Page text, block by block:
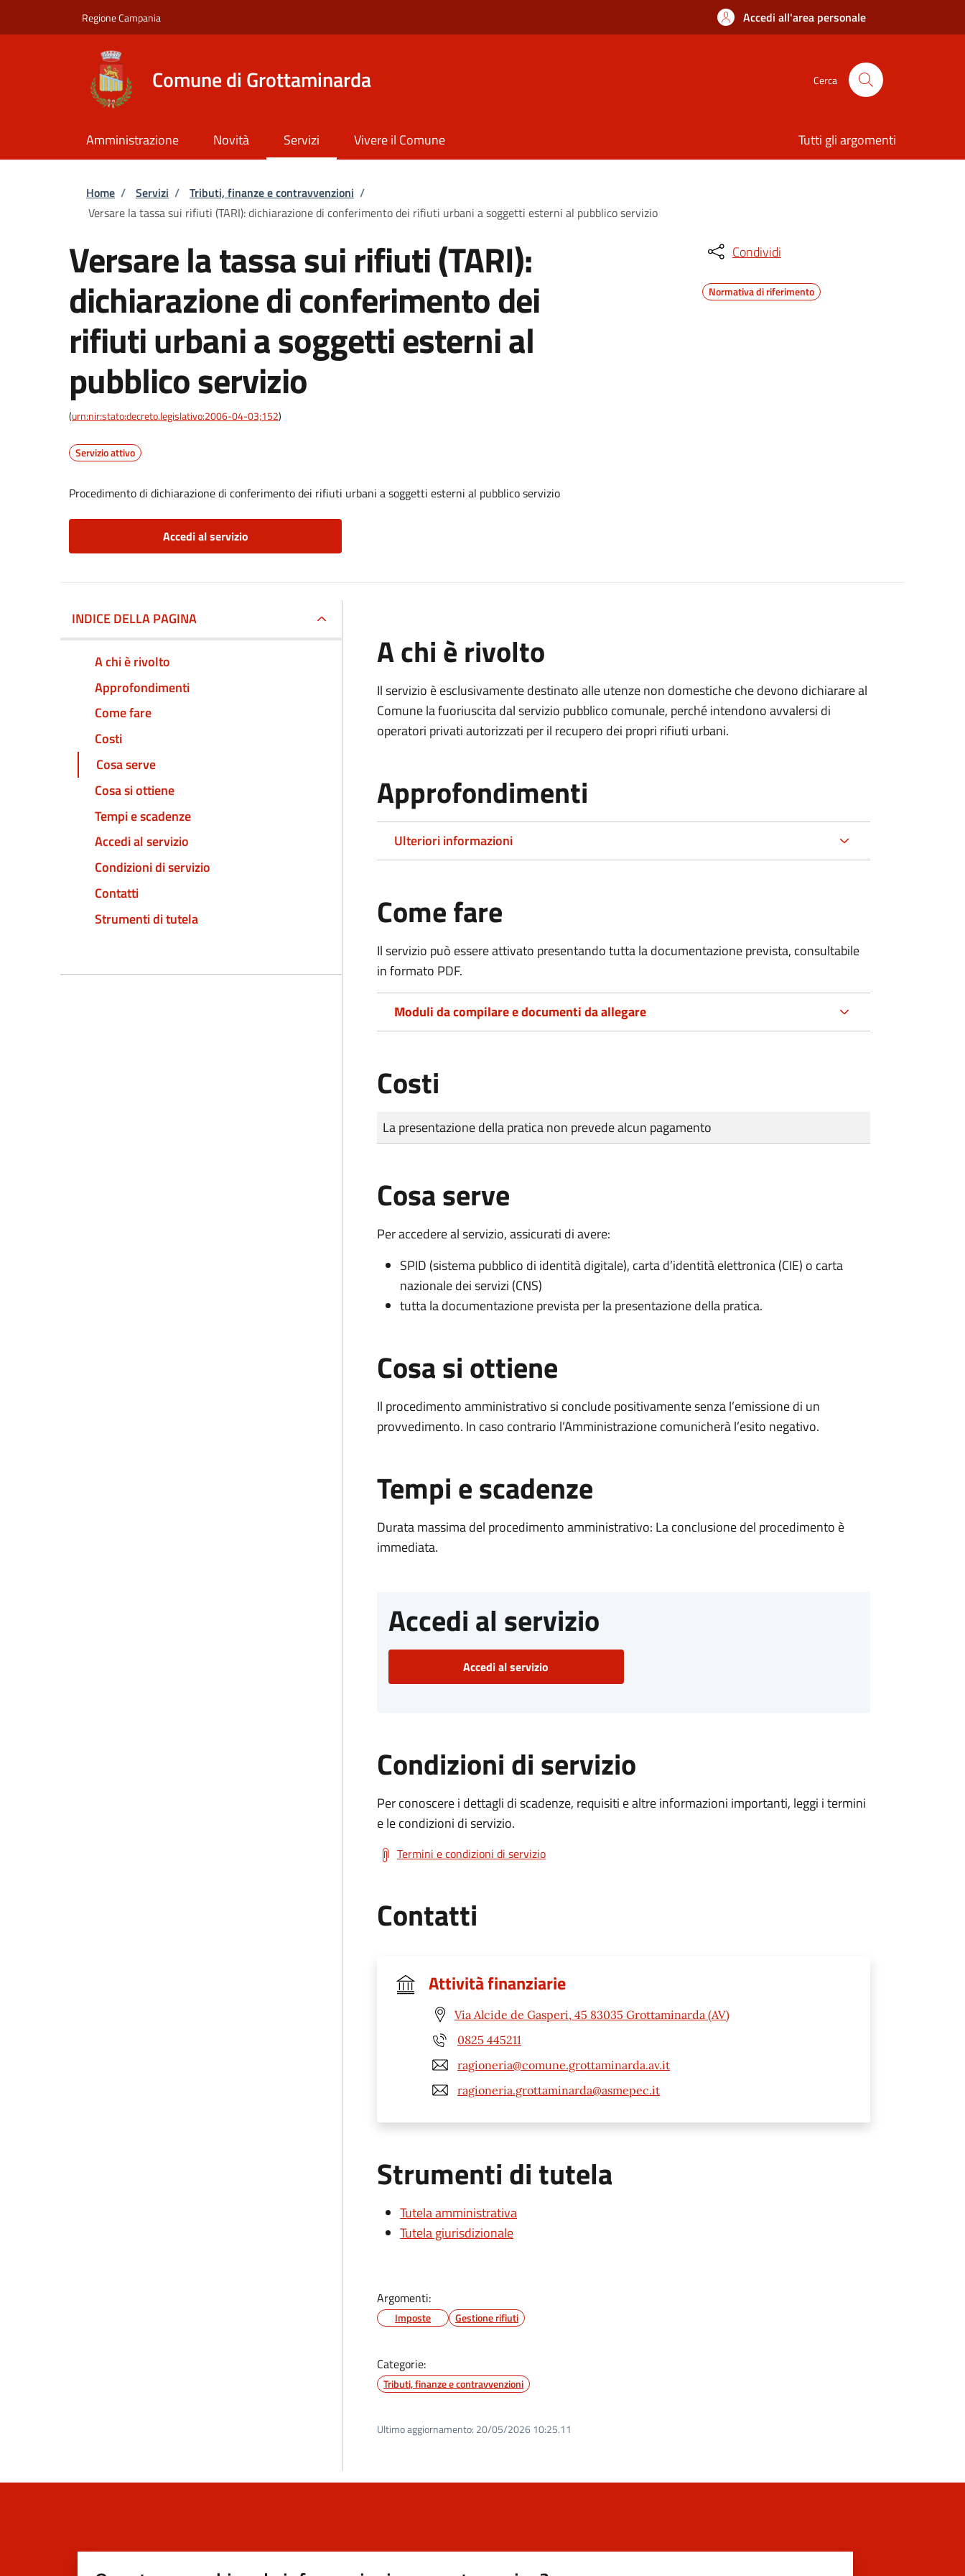
Regione Campania Accedi all'area personale
Comune di Grottaminarda Cerca
Amministrazione Novità Servizi Vivere il Comune Tutti gli argomenti
Briciole di pane
Home / Servizi / Tributi, finanze e contravvenzioni /
Versare la tassa sui rifiuti (TARI): dichiarazione di conferimento dei rifiuti urbani a soggetti esterni al pubblico servizio
Versare la tassa sui rifiuti (TARI):
dichiarazione di conferimento dei
rifiuti urbani a soggetti esterni al
pubblico servizio
(urn:nir:stato:decreto.legislativo:2006-04-03;152)
Servizio attivo
Procedimento di dichiarazione di conferimento dei rifiuti urbani a soggetti esterni al pubblico servizio
Accedi al servizio
Condividi
Normativa di riferimento
INDICE DELLA PAGINA
A chi è rivolto
Approfondimenti
Come fare
Costi
Cosa serve
Cosa si ottiene
Tempi e scadenze
Accedi al servizio
Condizioni di servizio
Contatti
Strumenti di tutela
A chi è rivolto
Il servizio è esclusivamente destinato alle utenze non domestiche che devono dichiarare al
Comune la fuoriuscita dal servizio pubblico comunale, perché intendono avvalersi di
operatori privati autorizzati per il recupero dei propri rifiuti urbani.
Approfondimenti
Ulteriori informazioni
Come fare
Il servizio può essere attivato presentando tutta la documentazione prevista, consultabile
in formato PDF.
Moduli da compilare e documenti da allegare
Costi
Tipo di pagamento
Importo
La presentazione della pratica non prevede alcun pagamento
Cosa serve
Per accedere al servizio, assicurati di avere:
SPID (sistema pubblico di identità digitale), carta d’identità elettronica (CIE) o carta
nazionale dei servizi (CNS)
tutta la documentazione prevista per la presentazione della pratica.
Cosa si ottiene
Il procedimento amministrativo si conclude positivamente senza l’emissione di un
provvedimento. In caso contrario l’Amministrazione comunicherà l’esito negativo.
Tempi e scadenze
Durata massima del procedimento amministrativo: La conclusione del procedimento è
immediata.
Accedi al servizio
Accedi al servizio
Condizioni di servizio
Per conoscere i dettagli di scadenze, requisiti e altre informazioni importanti, leggi i termini
e le condizioni di servizio.
Termini e condizioni di servizio
Contatti
Attività finanziarie
Via Alcide de Gasperi, 45 83035 Grottaminarda (AV)
0825 445211
ragioneria@comune.grottaminarda.av.it
ragioneria.grottaminarda@asmepec.it
Strumenti di tutela
Tutela amministrativa
Tutela giurisdizionale
Argomenti:
Imposte Gestione rifiuti
Categorie:
Tributi, finanze e contravvenzioni
Ultimo aggiornamento: 20/05/2026 10:25.11